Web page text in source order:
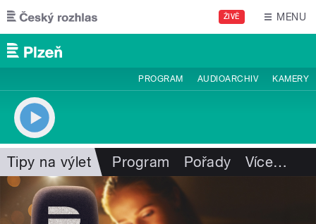
Přejít k hlavnímu obsahu
ŽIVĚ MENU
PROGRAM AUDIOARCHIV KAMERY
Tipy na výlet Program Pořady Více…